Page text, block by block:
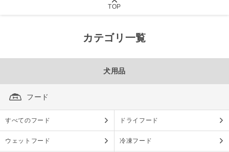
TOP
カテゴリ一覧
犬用品
フード
すべてのフード ドライフード
ウェットフード 冷凍フード